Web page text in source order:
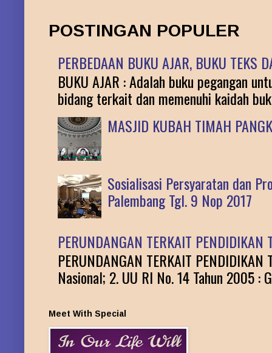
POSTINGAN POPULER
PERBEDAAN BUKU AJAR, BUKU TEKS
BUKU AJAR : Adalah buku pegangan
bidang terkait dan memenuhi kaidah
MASJID KUBAH TIMAH
Sosialisasi Persyaratan dan
Palembang Tgl. 9 Nop 2017
PERUNDANGAN TERKAIT PENDIDIKAN
PERUNDANGAN TERKAIT
Nasional; 2. UU RI No. 14 Tahun 2005 :
Meet With Special